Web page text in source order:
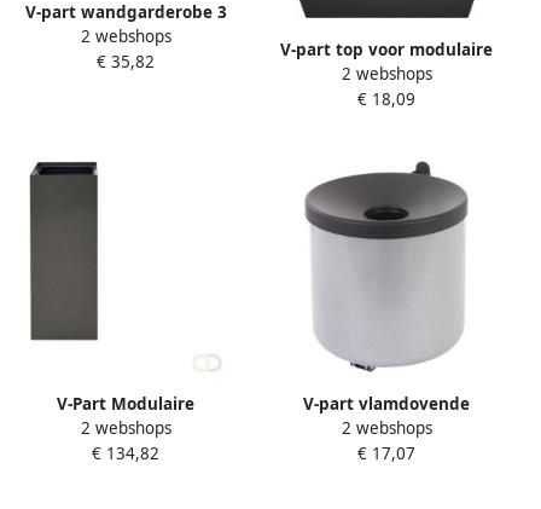
V-part wandgarderobe 3
haken met hangers
2 webshops
€ 35,82
V-part top voor modulaire
afvalbak 60 l donkergrijs
2 webshops
€ 18,09
V-Part Modulaire
afvalscheidingsunit 60 liter
2 webshops
€ 134,82
V-part vlamdovende
wandasbak 2 l RVS grijs en
zwart
2 webshops
€ 17,07